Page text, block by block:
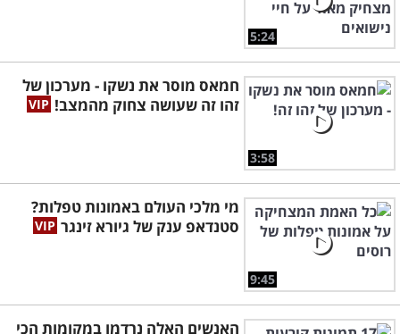
5:24
3:58
חמאס מוסר את נשקו - מערכון של
זהו זה שעושה צחוק מהמצב!
9:45
מי מלכי העולם באמונות טפלות?
סטנדאפ ענק של גיורא זינגר
האנשים האלה נרדמו במקומות הכי